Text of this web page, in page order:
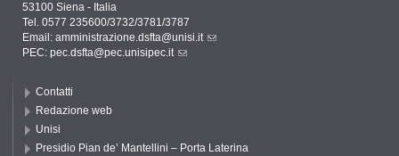
53100 Siena - Italia
Tel. 0577 235600/3732/3781/3787
Email: amministrazione.dsfta@unisi.it
PEC: pec.dsfta@pec.unisipec.it
Contatti
Redazione web
Unisi
Presidio Pian de’ Mantellini – Porta Laterina